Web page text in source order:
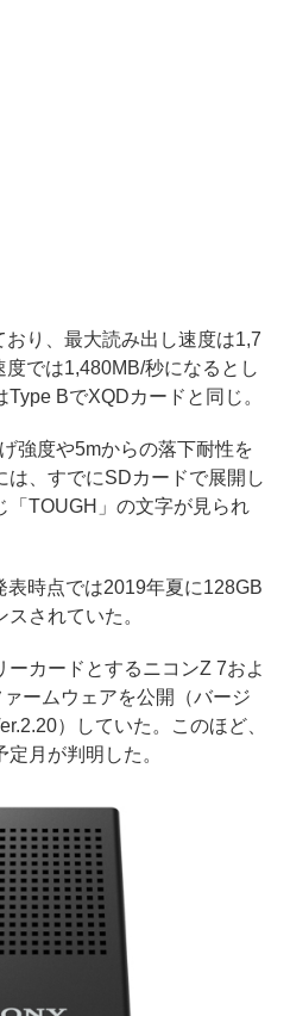
り、最大読み出し速度は1,7
では1,480MB/秒になるとし
BでXQDカードと同じ。
強度や5mからの落下耐性を
は、すでにSDカードで展開し
「TOUGH」の文字が見られ
時点では2019年夏に128GB
されていた。
ーカードとするニコンZ 7およ
ームウェアを公開（バージ
）していた。このほど、
月が判明した。